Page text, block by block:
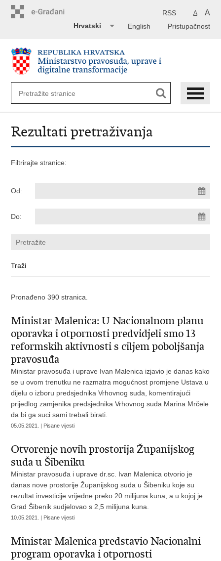
A A
RSS
Pristupačnost
English
Hrvatski
Rezultati pretraživanja
Filtrirajte stranice:
Od:
Do:
Pronađeno 390 stranica.
Ministar Malenica: U Nacionalnom planu
oporavka i otpornosti predvidjeli smo 13
reformskih aktivnosti s ciljem poboljšanja
pravosuđa
Ministar pravosuđa i uprave Ivan Malenica izjavio je danas kako
se u ovom trenutku ne razmatra mogućnost promjene Ustava u
dijelu o izboru predsjednika Vrhovnog suda, komentirajući
prijedlog zamjenika predsjednika Vrhovnog suda Marina Mrčele
da bi ga suci sami trebali birati.
05.05.2021. | Pisane vijesti
Otvorenje novih prostorija Županijskog
suda u Šibeniku
Ministar pravosuđa i uprave dr.sc. Ivan Malenica otvorio je
danas nove prostorije Županijskog suda u Šibeniku koje su
rezultat investicije vrijedne preko 20 milijuna kuna, a u kojoj je
Grad Šibenik sudjelovao s 2,5 milijuna kuna.
10.05.2021. | Pisane vijesti
Ministar Malenica predstavio Nacionalni
program oporavka i otpornosti